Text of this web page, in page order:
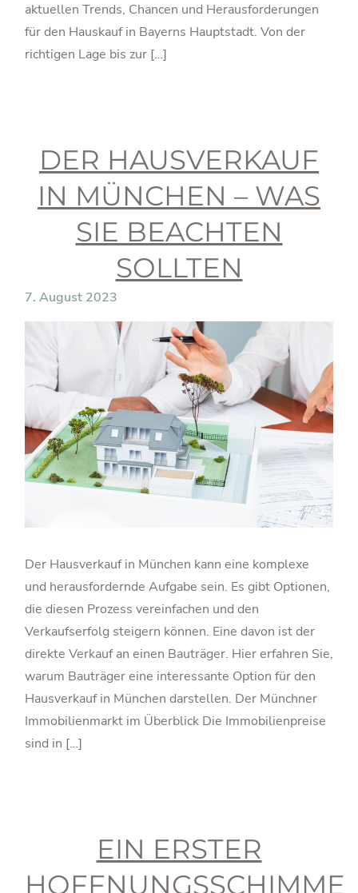
aktuellen Trends, Chancen und Herausforderungen
für den Hauskauf in Bayerns Hauptstadt. Von der
richtigen Lage bis zur […]
DER HAUSVERKAUF
IN MÜNCHEN – WAS
SIE BEACHTEN
SOLLTEN
7. August 2023
Der Hausverkauf in München kann eine komplexe
und herausfordernde Aufgabe sein. Es gibt Optionen,
die diesen Prozess vereinfachen und den
Verkaufserfolg steigern können. Eine davon ist der
direkte Verkauf an einen Bauträger. Hier erfahren Sie,
warum Bauträger eine interessante Option für den
Hausverkauf in München darstellen. Der Münchner
Immobilienmarkt im Überblick Die Immobilienpreise
sind in […]
EIN ERSTER